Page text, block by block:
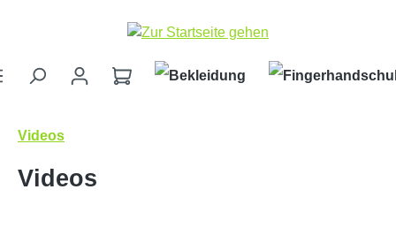
Zum Hauptinhalt springen
Videos
Videos